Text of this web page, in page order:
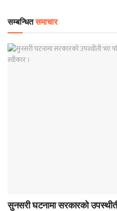
सम्बन्धितसमाचार
सुनसरी घटनामा सरकारको